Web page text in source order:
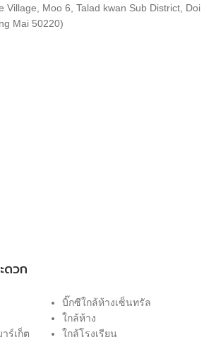
Village, Moo 6, Talad kwan Sub District, Doi
Mai 50220)
ดวก
บิ๊กซีใกล้ห้างเซ็นทรัล
ใกล้ห้าง
ร์เก็ต
ใกล้โรงเรียน